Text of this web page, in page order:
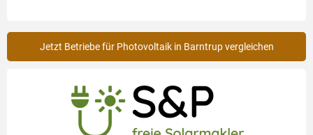
Jetzt Betriebe für Photovoltaik in Barntrup vergleichen